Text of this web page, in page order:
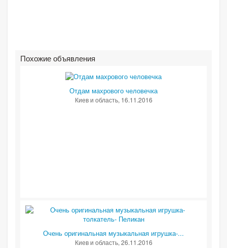
Похожие объявления
Отдам махрового человечка
Киев и область, 16.11.2016
Очень оригинальная музыкальная игрушка-...
Киев и область, 26.11.2016